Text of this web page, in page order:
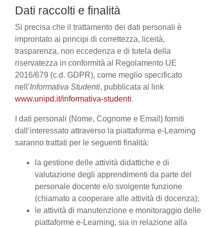
Dati raccolti e finalità
Si precisa che il trattamento dei dati personali è
improntato ai principi di correttezza, liceità,
trasparenza, non eccedenza e di tutela della
riservatezza in conformità al Regolamento UE
2016/679 (c.d. GDPR), come meglio specificato
nell’Informativa Studenti, pubblicata al link
www.unipd.it/informativa-studenti.
I dati personali (Nome, Cognome e Email) forniti
dall’interessato attraverso la piattaforma e-Learning
saranno trattati per le seguenti finalità:
la gestione delle attività didattiche e di
valutazione degli apprendimenti da parte del
personale docente e/o svolgente funzione
(chiamato a cooperare alle attività di docenza);
le attività di manutenzione e monitoraggio delle
piattaforme e-Learning, sia in relazione alla